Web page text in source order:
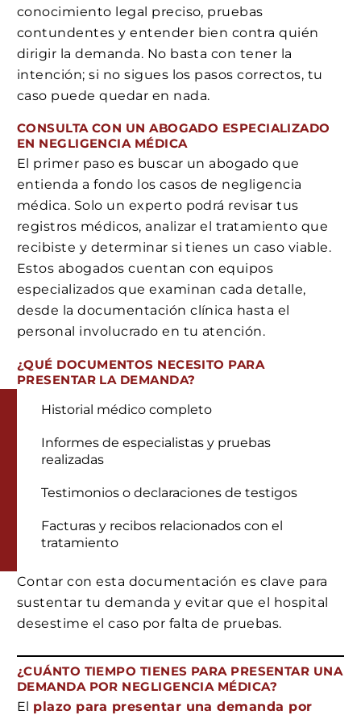
conocimiento legal preciso, pruebas
contundentes y entender bien contra quién
dirigir la demanda. No basta con tener la
intención; si no sigues los pasos correctos, tu
caso puede quedar en nada.
CONSULTA CON UN ABOGADO ESPECIALIZADO
EN NEGLIGENCIA MÉDICA
El primer paso es buscar un abogado que
entienda a fondo los casos de negligencia
médica. Solo un experto podrá revisar tus
registros médicos, analizar el tratamiento que
recibiste y determinar si tienes un caso viable.
Estos abogados cuentan con equipos
especializados que examinan cada detalle,
desde la documentación clínica hasta el
personal involucrado en tu atención.
¿QUÉ DOCUMENTOS NECESITO PARA
PRESENTAR LA DEMANDA?
Historial médico completo
Informes de especialistas y pruebas
realizadas
Testimonios o declaraciones de testigos
Facturas y recibos relacionados con el
tratamiento
Contar con esta documentación es clave para
sustentar tu demanda y evitar que el hospital
desestime el caso por falta de pruebas.
¿CUÁNTO TIEMPO TIENES PARA PRESENTAR UNA
DEMANDA POR NEGLIGENCIA MÉDICA?
El plazo para presentar una demanda por